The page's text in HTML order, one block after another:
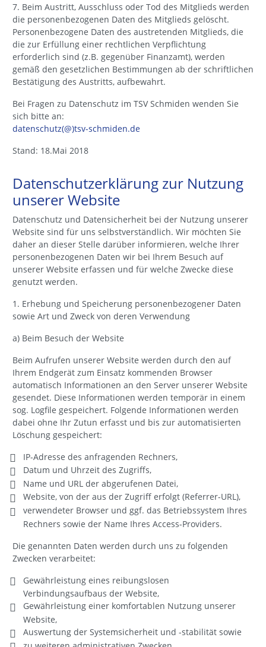
7. Beim Austritt, Ausschluss oder Tod des Mitglieds werden
die personenbezogenen Daten des Mitglieds gelöscht.
Personenbezogene Daten des austretenden Mitglieds, die
die zur Erfüllung einer rechtlichen Verpflichtung
erforderlich sind (z.B. gegenüber Finanzamt), werden
gemäß den gesetzlichen Bestimmungen ab der schriftlichen
Bestätigung des Austritts, aufbewahrt.
Bei Fragen zu Datenschutz im TSV Schmiden wenden Sie
sich bitte an:
datenschutz(@)tsv-schmiden.de
Stand: 18.Mai 2018
Datenschutzerklärung zur Nutzung
unserer Website
Datenschutz und Datensicherheit bei der Nutzung unserer
Website sind für uns selbstverständlich. Wir möchten Sie
daher an dieser Stelle darüber informieren, welche Ihrer
personenbezogenen Daten wir bei Ihrem Besuch auf
unserer Website erfassen und für welche Zwecke diese
genutzt werden.
1. Erhebung und Speicherung personenbezogener Daten
sowie Art und Zweck von deren Verwendung
a) Beim Besuch der Website
Beim Aufrufen unserer Website werden durch den auf
Ihrem Endgerät zum Einsatz kommenden Browser
automatisch Informationen an den Server unserer Website
gesendet. Diese Informationen werden temporär in einem
sog. Logfile gespeichert. Folgende Informationen werden
dabei ohne Ihr Zutun erfasst und bis zur automatisierten
Löschung gespeichert:
IP-Adresse des anfragenden Rechners,
Datum und Uhrzeit des Zugriffs,
Name und URL der abgerufenen Datei,
Website, von der aus der Zugriff erfolgt (Referrer-URL),
verwendeter Browser und ggf. das Betriebssystem Ihres
Rechners sowie der Name Ihres Access-Providers.
Die genannten Daten werden durch uns zu folgenden
Zwecken verarbeitet:
Gewährleistung eines reibungslosen
Verbindungsaufbaus der Website,
Gewährleistung einer komfortablen Nutzung unserer
Website,
Auswertung der Systemsicherheit und -stabilität sowie